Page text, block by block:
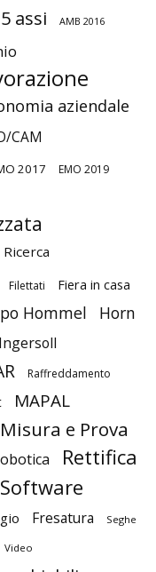
assi AMB 2016
aziendale
CAM
2017 EMO 2019
Ricerca
Filettati Fiera in casa
Hommel Horn
Ingersoll
Raffreddamento
MAPAL
e Prova
Rettifica
Software
Fresatura Seghe
Video